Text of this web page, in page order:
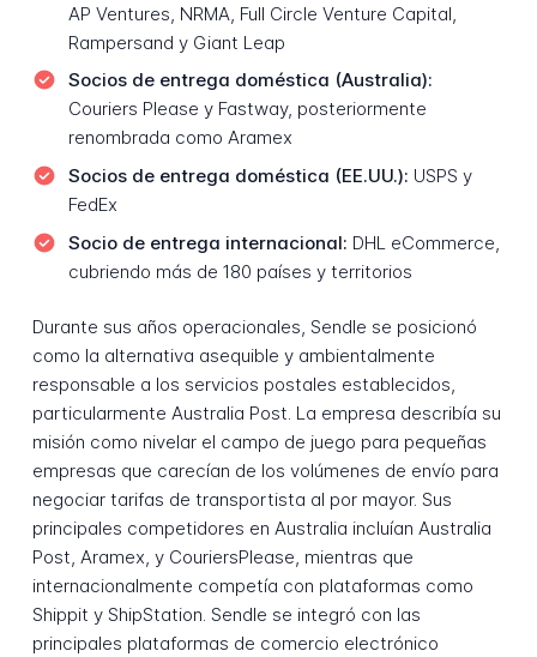
AP Ventures, NRMA, Full Circle Venture Capital,
Rampersand y Giant Leap
Socios de entrega doméstica (Australia):
Couriers Please y Fastway, posteriormente
renombrada como Aramex
Socios de entrega doméstica (EE.UU.): USPS y
FedEx
Socio de entrega internacional: DHL eCommerce,
cubriendo más de 180 países y territorios
Durante sus años operacionales, Sendle se posicionó
como la alternativa asequible y ambientalmente
responsable a los servicios postales establecidos,
particularmente Australia Post. La empresa describía su
misión como nivelar el campo de juego para pequeñas
empresas que carecían de los volúmenes de envío para
negociar tarifas de transportista al por mayor. Sus
principales competidores en Australia incluían Australia
Post, Aramex, y CouriersPlease, mientras que
internacionalmente competía con plataformas como
Shippit y ShipStation. Sendle se integró con las
principales plataformas de comercio electrónico